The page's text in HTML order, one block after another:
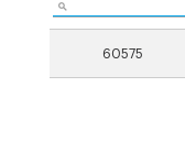
60575